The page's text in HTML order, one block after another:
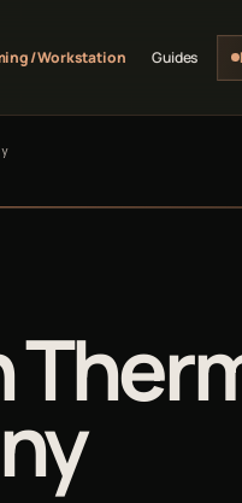
/ Workstation Guides